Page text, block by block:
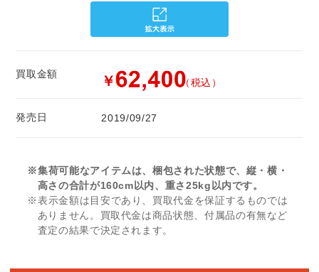
買取金額 ￥ （税込）
発売日 2019/09/27
※集荷可能なアイテムは、梱包された状態で、縦・横・
高さの合計が160cm以内、重さ25kg以内です。
※表示金額は目安であり、買取代金を保証するものでは
ありません。買取代金は商品状態、付属品の有無など
査定の結果で決定されます。